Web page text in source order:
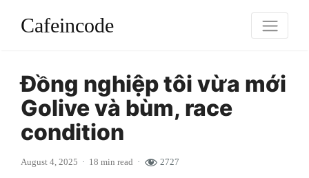
Cafeincode
Đồng nghiệp tôi vừa mới
Golive và bùm, race
condition
August 4, 2025 18 min read 2727